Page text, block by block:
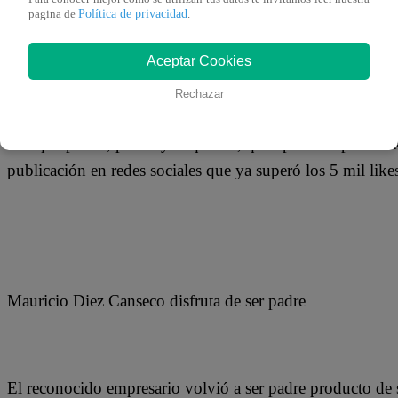
Kardashían, Kylie Jenner por su esbelta figura.
“La que puede, puede y la que no, que aplauda
publicación en redes sociales que ya superó los 5 mil
Mauricio Diez Canseco disfruta de ser padre
El reconocido empresario volvió a ser padre producto
pagina de Política de privacidad
Aceptar Cookies
Rechazar